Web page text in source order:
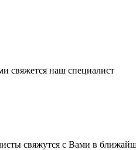
свяжется наш специалист
свяжутся с Вами в